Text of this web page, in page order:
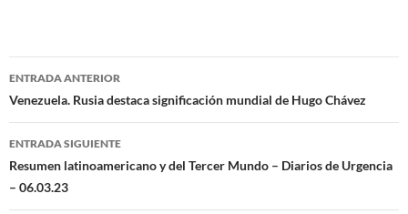
Navegación
de
entradas
ENTRADA ANTERIOR
Venezuela. Rusia destaca significación mundial de Hugo Chávez
ENTRADA SIGUIENTE
Resumen latinoamericano y del Tercer Mundo – Diarios de Urgencia
– 06.03.23